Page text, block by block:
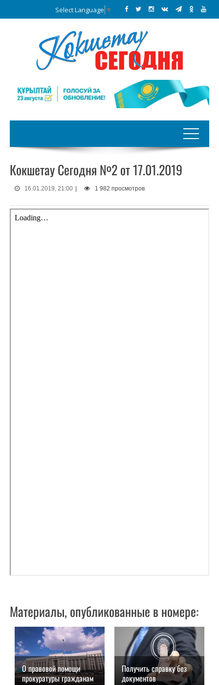
Select Language ▼
Кокшетау Сегодня №2 от 17.01.2019
16.01.2019, 21:00 1 982 просмотров
Материалы, опубликованные в номере:
О правовой помощи
прокуратуры гражданам
Получить справку без
документов